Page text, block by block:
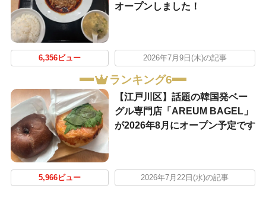
オープンしました！
6,356ビュー 2026年7月9日(木)の記事
ランキング6
【江戸川区】話題の韓国発ベー
グル専門店「AREUM BAGEL」
が2026年8月にオープン予定です
5,966ビュー 2026年7月22日(水)の記事